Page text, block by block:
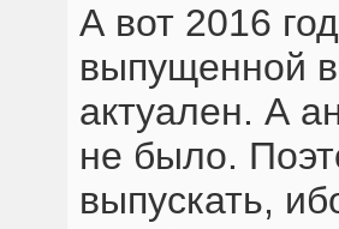
А вот 2016
выпущенной
актуален. А
не было.
выпускать,